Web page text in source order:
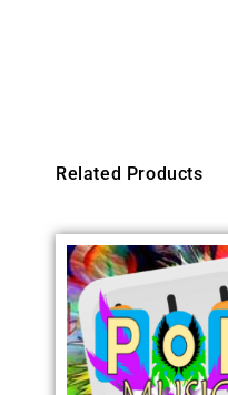
Related Products